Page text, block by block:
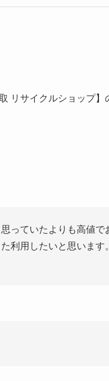
リサイクルショップ】
っていたよりも高値で
利用したいと思います